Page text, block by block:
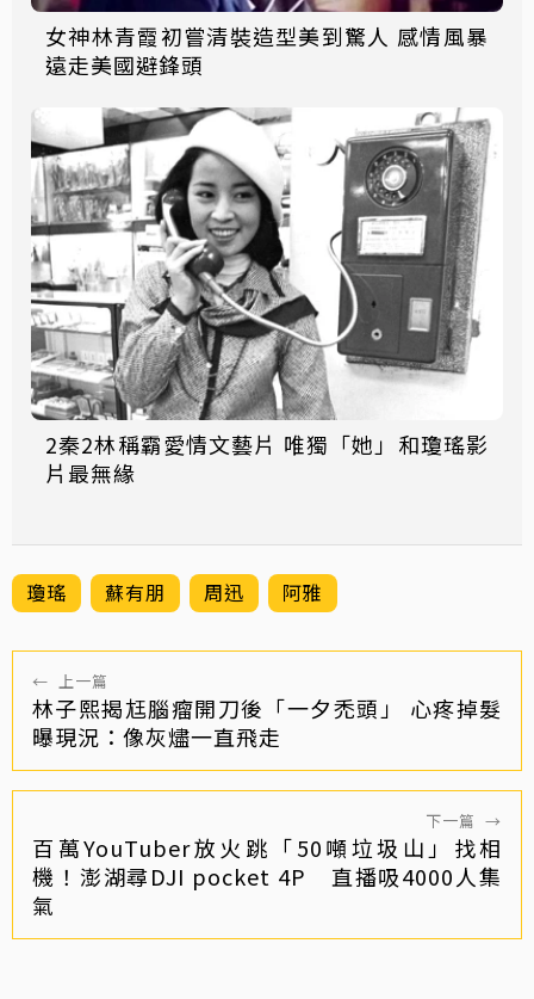
女神林青霞初嘗清裝造型美到驚人 感情風暴
遠走美國避鋒頭
2秦2林稱霸愛情文藝片 唯獨「她」和瓊瑤影
片最無緣
瓊瑤 蘇有朋 周迅 阿雅
← 上一篇
林子熙揭尪腦瘤開刀後「一夕禿頭」 心疼掉髮
曝現況：像灰燼一直飛走
下一篇 →
百萬YouTuber放火跳「50噸垃圾山」找相
機！澎湖尋DJI pocket 4P 直播吸4000人集
氣